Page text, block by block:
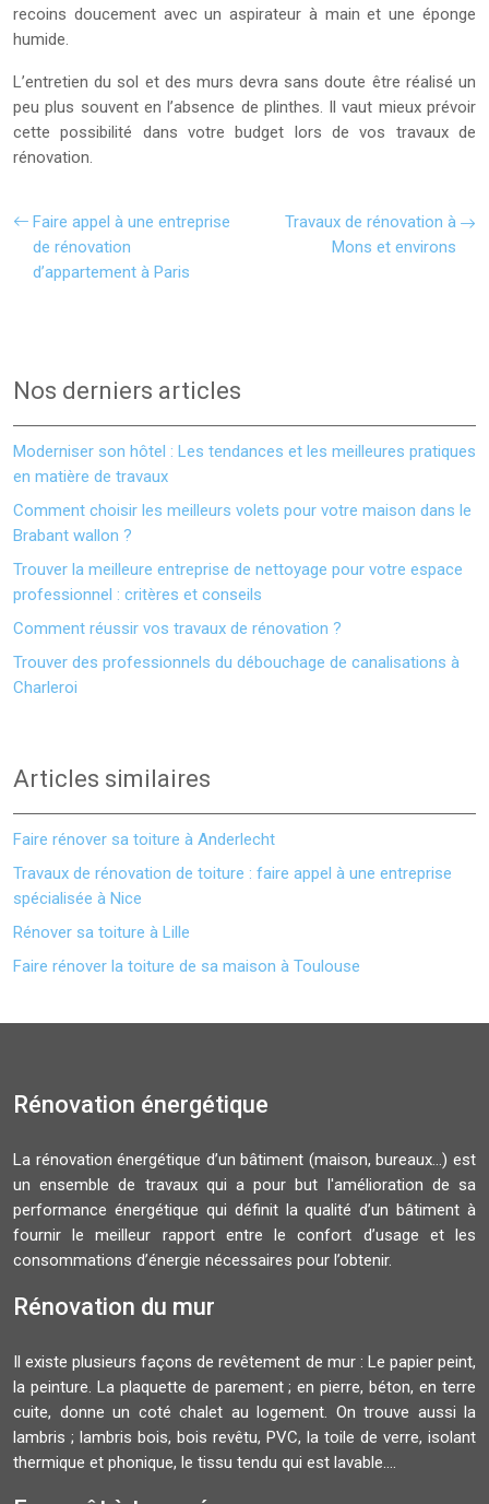
recoins doucement avec un aspirateur à main et une éponge
humide.
L’entretien du sol et des murs devra sans doute être réalisé un
peu plus souvent en l’absence de plinthes. Il vaut mieux prévoir
cette possibilité dans votre budget lors de vos travaux de
rénovation.
Faire appel à une entreprise
de rénovation
d’appartement à Paris
Travaux de rénovation à
Mons et environs
Nos derniers articles
Moderniser son hôtel : Les tendances et les meilleures pratiques
en matière de travaux
Comment choisir les meilleurs volets pour votre maison dans le
Brabant wallon ?
Trouver la meilleure entreprise de nettoyage pour votre espace
professionnel : critères et conseils
Comment réussir vos travaux de rénovation ?
Trouver des professionnels du débouchage de canalisations à
Charleroi
Articles similaires
Faire rénover sa toiture à Anderlecht
Travaux de rénovation de toiture : faire appel à une entreprise
spécialisée à Nice
Rénover sa toiture à Lille
Faire rénover la toiture de sa maison à Toulouse
Rénovation énergétique
La rénovation énergétique d’un bâtiment (maison, bureaux…) est
un ensemble de travaux qui a pour but l'amélioration de sa
performance énergétique qui définit la qualité d’un bâtiment à
fournir le meilleur rapport entre le confort d’usage et les
consommations d’énergie nécessaires pour l’obtenir.
Rénovation du mur
Il existe plusieurs façons de revêtement de mur : Le papier peint,
la peinture. La plaquette de parement ; en pierre, béton, en terre
cuite, donne un coté chalet au logement. On trouve aussi la
lambris ; lambris bois, bois revêtu, PVC, la toile de verre, isolant
thermique et phonique, le tissu tendu qui est lavable....